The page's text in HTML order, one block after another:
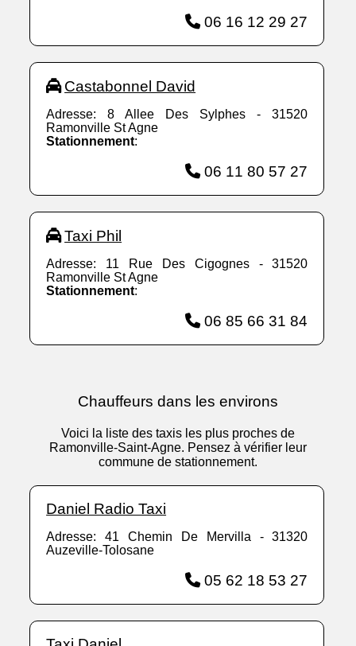
06 16 12 29 27
Castabonnel David
Adresse: 8 Allee Des Sylphes - 31520
Ramonville St Agne
Stationnement:
06 11 80 57 27
Taxi Phil
Adresse: 11 Rue Des Cigognes - 31520
Ramonville St Agne
Stationnement:
06 85 66 31 84
Chauffeurs dans les environs
Voici la liste des taxis les plus proches de
Ramonville-Saint-Agne. Pensez à vérifier leur
commune de stationnement.
Daniel Radio Taxi
Adresse: 41 Chemin De Mervilla - 31320
Auzeville-Tolosane
05 62 18 53 27